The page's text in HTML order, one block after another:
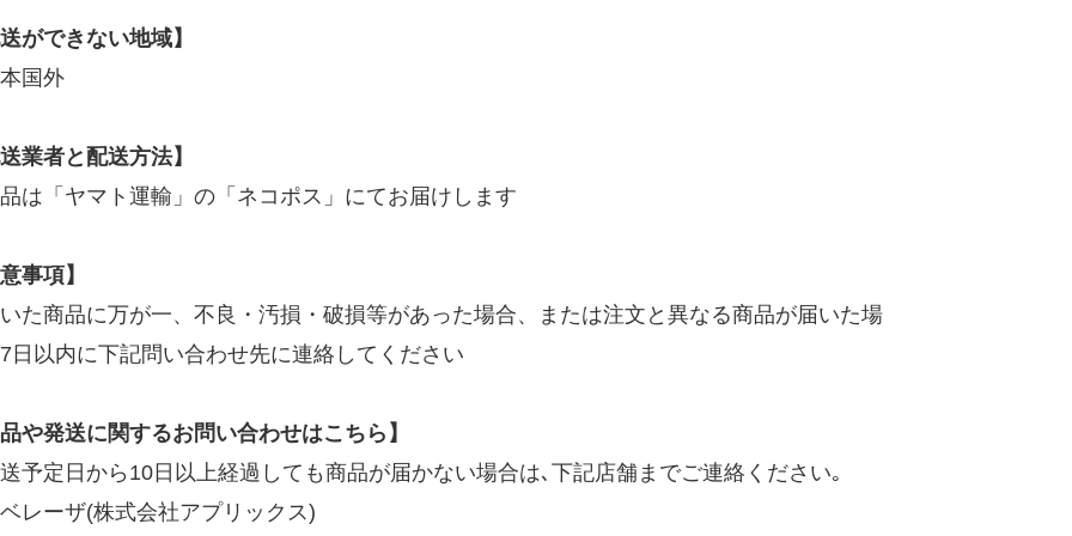
ができない地域】
国外
業者と配送方法】
は「ヤマト運輸」の「ネコポス」にてお届けします
事項】
た商品に万が一、不良・汚損・破損等があった場合、または注文と異なる商品が届いた場
日以内に下記問い合わせ先に連絡してください
や発送に関するお問い合わせはこちら】
予定日から10日以上経過しても商品が届かない場合は､下記店舗までご連絡ください｡
レーザ(株式会社アプリックス)